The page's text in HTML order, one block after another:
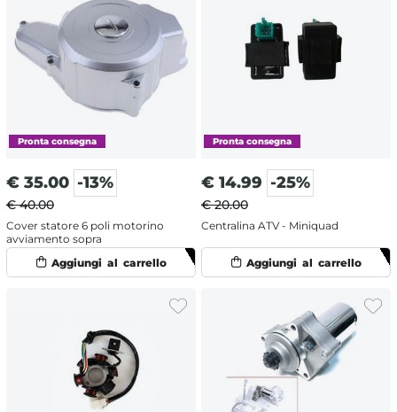
€ 35.00 -13%
€ 40.00
Cover statore 6 poli motorino
avviamento sopra
€ 14.99 -25%
€ 20.00
Centralina ATV - Miniquad